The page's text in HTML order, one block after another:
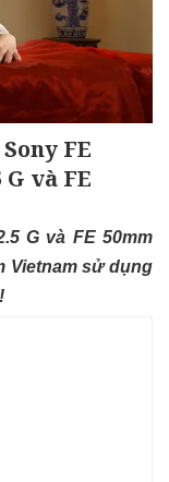
FE
và FE
G và FE 50mm
Vietnam sử dụng